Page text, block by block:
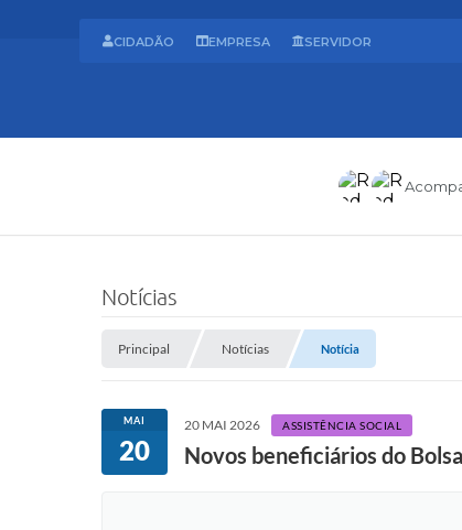
CIDADÃO EMPRESA SERVIDOR
Notícias
Principal Notícias Notícia
MAI
20
20 MAI 2026 ASSISTÊNCIA SOCIAL
Novos beneficiários do